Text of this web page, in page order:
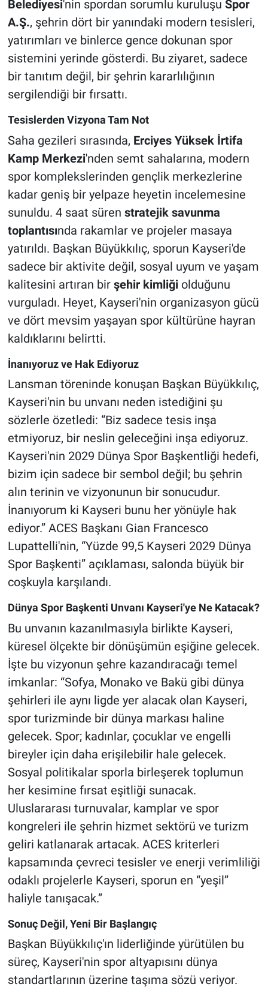
Belediyesi'nin spordan sorumlu kuruluşu Spor
A.Ş., şehrin dört bir yanındaki modern tesisleri,
yatırımları ve binlerce gence dokunan spor
sistemini yerinde gösterdi. Bu ziyaret, sadece
bir tanıtım değil, bir şehrin kararlılığının
sergilendiği bir fırsattı.
Tesislerden Vizyona Tam Not
Saha gezileri sırasında, Erciyes Yüksek İrtifa
Kamp Merkezi'nden semt sahalarına, modern
spor komplekslerinden gençlik merkezlerine
kadar geniş bir yelpaze heyetin incelemesine
sunuldu. 4 saat süren stratejik savunma
toplantısında rakamlar ve projeler masaya
yatırıldı. Başkan Büyükkılıç, sporun Kayseri'de
sadece bir aktivite değil, sosyal uyum ve yaşam
kalitesini artıran bir şehir kimliğiolduğunu
vurguladı. Heyet, Kayseri'nin organizasyon gücü
ve dört mevsim yaşayan spor kültürüne hayran
kaldıklarını belirtti.
İnanıyoruz ve Hak Ediyoruz
Lansman töreninde konuşan Başkan Büyükkılıç,
Kayseri'nin bu unvanı neden istediğini şu
sözlerle özetledi: “Biz sadece tesis inşa
etmiyoruz, bir neslin geleceğini inşa ediyoruz.
Kayseri'nin 2029 Dünya Spor Başkentliği hedefi,
bizim için sadece bir sembol değil; bu şehrin
alın terinin ve vizyonunun bir sonucudur.
İnanıyorum ki Kayseri bunu her yönüyle hak
ediyor.” ACES Başkanı Gian Francesco
Lupattelli'nin, “Yüzde 99,5 Kayseri 2029 Dünya
Spor Başkenti” açıklaması, salonda büyük bir
coşkuyla karşılandı.
Dünya Spor Başkenti Unvanı Kayseri'ye Ne Katacak?
Bu unvanın kazanılmasıyla birlikte Kayseri,
küresel ölçekte bir dönüşümün eşiğine gelecek.
İşte bu vizyonun şehre kazandıracağı temel
imkanlar: “Sofya, Monako ve Bakü gibi dünya
şehirleri ile aynı ligde yer alacak olan Kayseri,
spor turizminde bir dünya markası haline
gelecek. Spor; kadınlar, çocuklar ve engelli
bireyler için daha erişilebilir hale gelecek.
Sosyal politikalar sporla birleşerek toplumun
her kesimine fırsat eşitliği sunacak.
Uluslararası turnuvalar, kamplar ve spor
kongreleri ile şehrin hizmet sektörü ve turizm
geliri katlanarak artacak. ACES kriterleri
kapsamında çevreci tesisler ve enerji verimliliği
odaklı projelerle Kayseri, sporun en “yeşil”
haliyle tanışacak.”
Sonuç Değil, Yeni Bir Başlangıç
Başkan Büyükkılıç'ın liderliğinde yürütülen bu
süreç, Kayseri'nin spor altyapısını dünya
standartlarının üzerine taşıma sözü veriyor.